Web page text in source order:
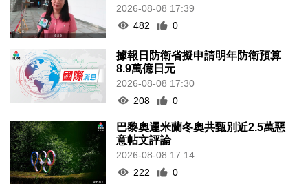
2026-08-08 17:39
482
0
據報日防衛省擬申請明年防衛預算
8.9萬億日元
2026-08-08 17:30
208
0
巴黎奧運米蘭冬奧共甄別近2.5萬惡
意帖文評論
2026-08-08 17:14
222
0